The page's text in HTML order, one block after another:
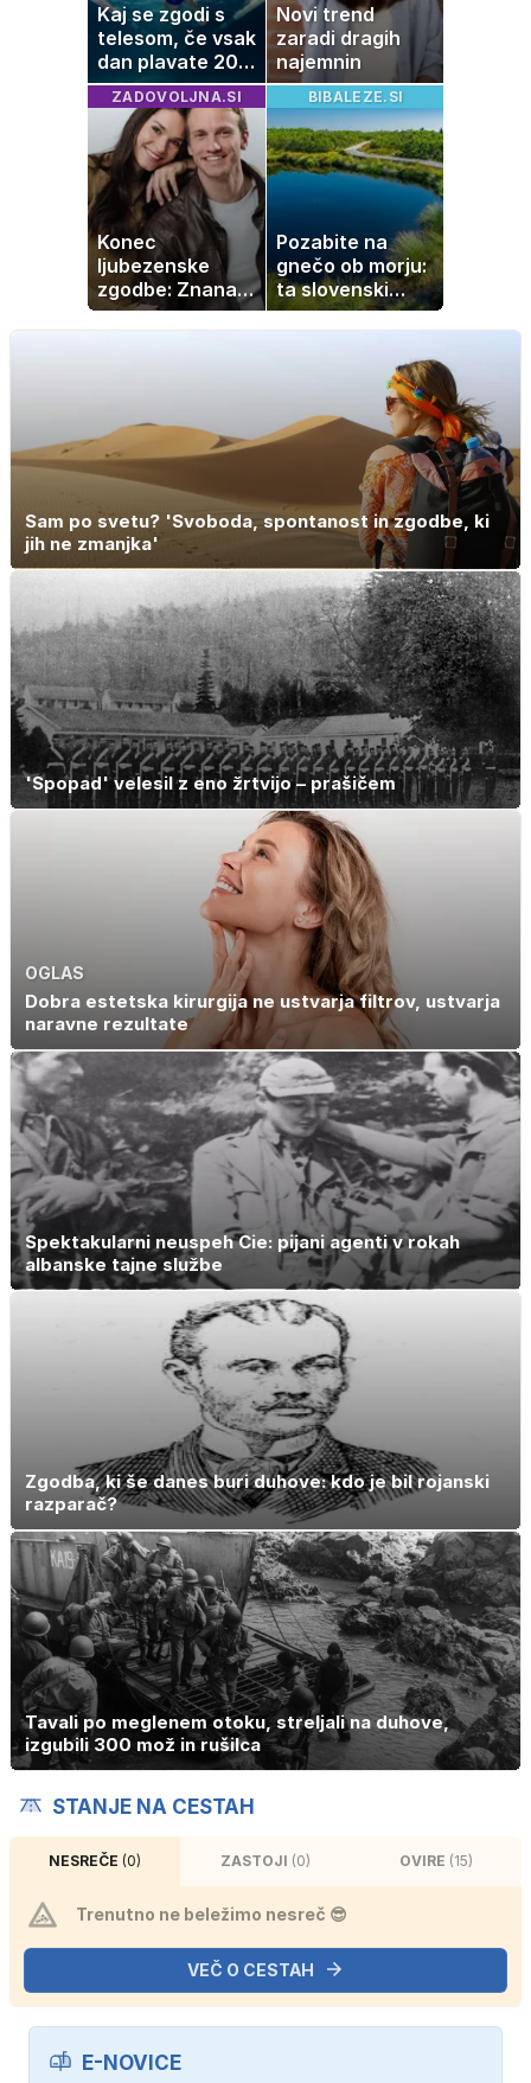
Kaj se zgodi s
telesom, če vsak
dan plavate 20
minut? Učinki, ki
jih morda ne
pričakujete
Novi trend
zaradi dragih
najemnin
ZADOVOLJNA.SI
Konec
ljubezenske
zgodbe: Znana
Slovenka
potrdila razhod
BIBALEZE.SI
Pozabite na
gnečo ob morju:
ta slovenski
kotiček je pravi
raj za družine
Sam po svetu? 'Svoboda, spontanost in zgodbe, ki
jih ne zmanjka'
'Spopad' velesil z eno žrtvijo – prašičem
OGLAS
Dobra estetska kirurgija ne ustvarja filtrov, ustvarja
naravne rezultate
Spektakularni neuspeh Cie: pijani agenti v rokah
albanske tajne službe
Zgodba, ki še danes buri duhove: kdo je bil rojanski
razparač?
Tavali po meglenem otoku, streljali na duhove,
izgubili 300 mož in rušilca
STANJE NA CESTAH
NESREČE (0) ZASTOJI (0) OVIRE (15)
Trenutno ne beležimo nesreč 😎
VEČ O CESTAH
E-NOVICE